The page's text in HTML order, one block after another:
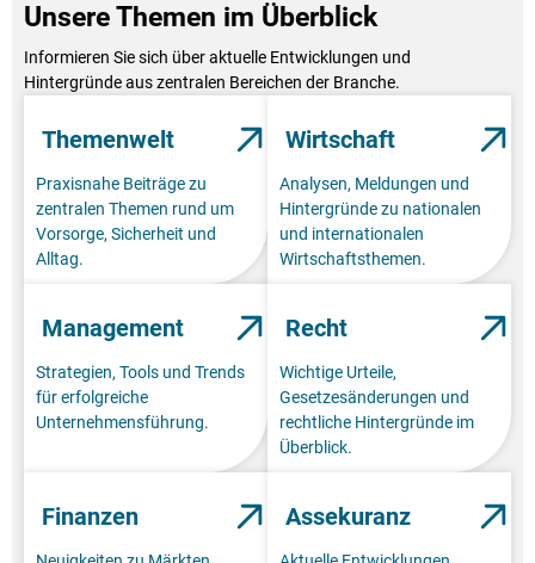
Unsere Themen im Überblick
Informieren Sie sich über aktuelle Entwicklungen und
Hintergründe aus zentralen Bereichen der Branche.
Themenwelt
Praxisnahe Beiträge zu
zentralen Themen rund um
Vorsorge, Sicherheit und
Alltag.
Wirtschaft
Analysen, Meldungen und
Hintergründe zu nationalen
und internationalen
Wirtschaftsthemen.
Management
Strategien, Tools und Trends
für erfolgreiche
Unternehmensführung.
Recht
Wichtige Urteile,
Gesetzesänderungen und
rechtliche Hintergründe im
Überblick.
Finanzen Assekuranz